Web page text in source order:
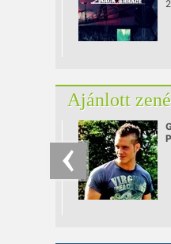
Ajánlott